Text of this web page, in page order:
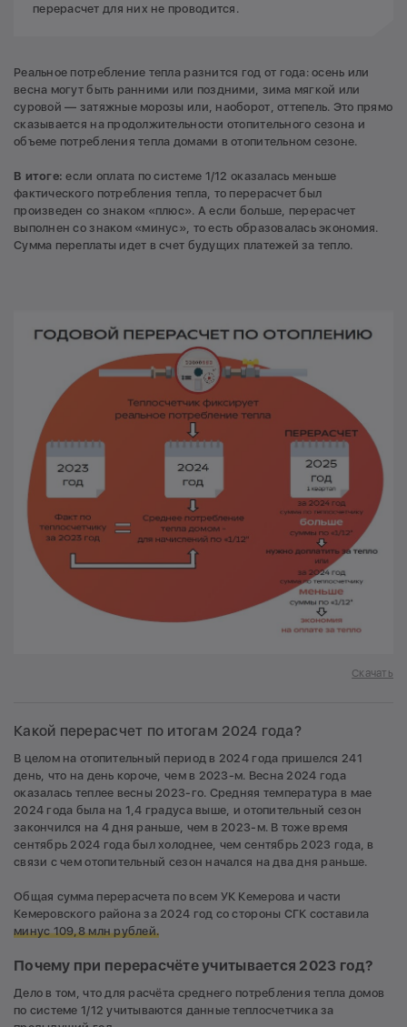
перерасчет для них не проводится.
Реальное потребление тепла разнится год от года: осень или
весна могут быть ранними или поздними, зима мягкой или
суровой — затяжные морозы или, наоборот, оттепель. Это прямо
сказывается на продолжительности отопительного сезона и
объеме потребления тепла домами в отопительном сезоне.
В итоге: если оплата по системе 1/12 оказалась меньше
фактического потребления тепла, то перерасчет был
произведен со знаком «плюс». А если больше, перерасчет
выполнен со знаком «минус», то есть образовалась экономия.
Сумма переплаты идет в счет будущих платежей за тепло.
Скачать
Какой перерасчет по итогам 2024 года?
В целом на отопительный период в 2024 года пришелся 241
день, что на день короче, чем в 2023-м. Весна 2024 года
оказалась теплее весны 2023-го. Средняя температура в мае
2024 года была на 1,4 градуса выше, и отопительный сезон
закончился на 4 дня раньше, чем в 2023-м. В тоже время
сентябрь 2024 года был холоднее, чем сентябрь 2023 года, в
связи с чем отопительный сезон начался на два дня раньше.
Общая сумма перерасчета по всем УК Кемерова и части
Кемеровского района за 2024 год со стороны СГК составила
минус 109,8 млн рублей.
Почему при перерасчёте учитывается 2023 год?
Дело в том, что для расчёта среднего потребления тепла домов
по системе 1/12 учитываются данные теплосчетчика за